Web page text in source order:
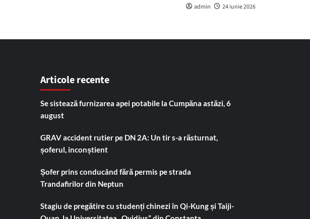
admin 24 iunie 2026
Articole recente
Se sistează furnizarea apei potabile la Cumpăna astăzi, 6
august
GRAV accident rutier pe DN 2A: Un tir s-a răsturnat,
șoferul, inconștient
Șofer prins conducând fără permis pe strada
Trandafirilor din Neptun
Stagiu de pregătire cu studenți chinezi în Qi-Kung și Taiji-